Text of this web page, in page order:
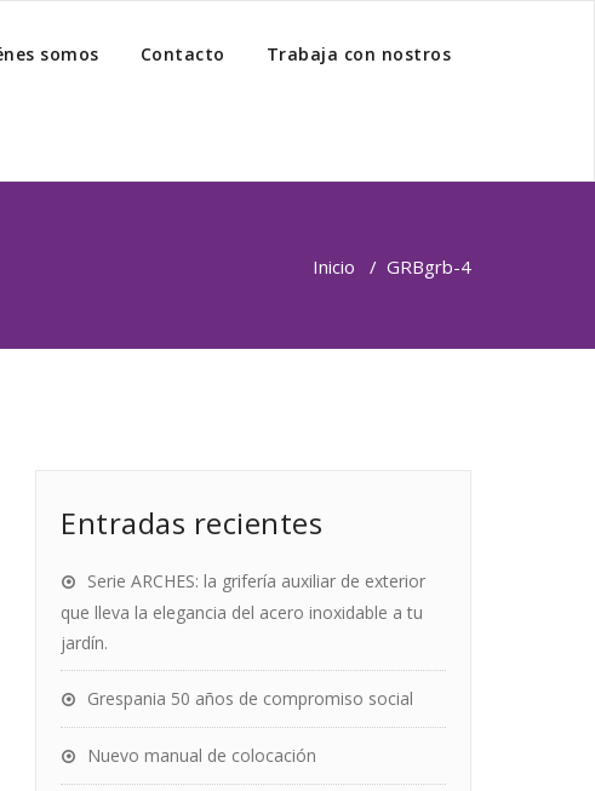
somos Contacto Trabaja con nostros
Inicio / GRBgrb-4
Entradas recientes
Serie ARCHES: la grifería auxiliar de exterior
que lleva la elegancia del acero inoxidable a tu
jardín.
Grespania 50 años de compromiso social
Nuevo manual de colocación